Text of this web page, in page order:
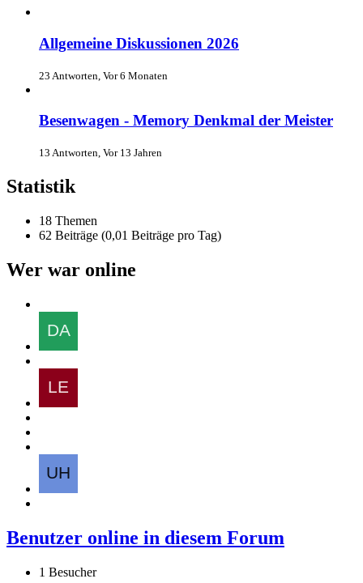
Allgemeine Diskussionen 2026
23 Antworten, Vor 6 Monaten
Besenwagen - Memory Denkmal der Meister
13 Antworten, Vor 13 Jahren
Statistik
18 Themen
62 Beiträge (0,01 Beiträge pro Tag)
Wer war online
Benutzer online in diesem Forum
1 Besucher